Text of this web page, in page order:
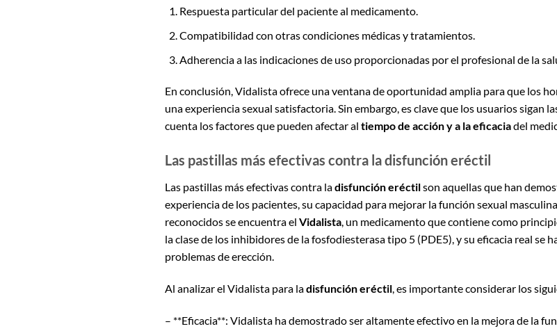
Respuesta particular del paciente al medicamento.
Compatibilidad con otras condiciones médicas y tratamientos.
Adherencia a las indicaciones de uso proporcionadas por el profesional de la
En conclusión, Vidalista ofrece una ventana de oportunidad amplia para que los
una experiencia sexual satisfactoria. Sin embargo, es clave que los usuarios sigan
cuenta los factores que pueden afectar al tiempo de acción y a la eficaciadel
Las pastillas más efectivas contra la disfunción eréctil
Las pastillas más efectivas contra ladisfunción eréctilson aquellas que han
experiencia de los pacientes, su capacidad para mejorar la función sexual
reconocidos se encuentra el Vidalista, un medicamento que contiene como
la clase de los inhibidores de la fosfodiesterasa tipo 5 (PDE5), y su eficacia real se
problemas de erección.
Al analizar el Vidalista para ladisfunción eréctil, es importante considerar los
– **Eficacia**: Vidalista ha demostrado ser altamente efectivo en la mejora de la